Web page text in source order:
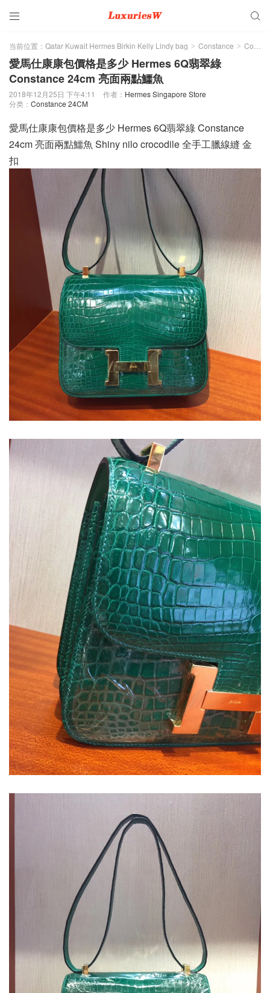
 
当前位置： Qatar Kuwait Hermes Birkin Kelly Lindy bag > Constance > Constance 24CM
愛馬仕康康包價格是多少 Hermes 6Q翡翠綠
Constance 24cm 亮面兩點鱷魚
2018年12月25日 下午4:11 作者： Hermes Singapore Store
分类： Constance 24CM
愛馬仕康康包價格是多少 Hermes 6Q翡翠綠 Constance
24cm 亮面兩點鱷魚 Shiny nilo crocodile 全手工臘線縫 金
扣